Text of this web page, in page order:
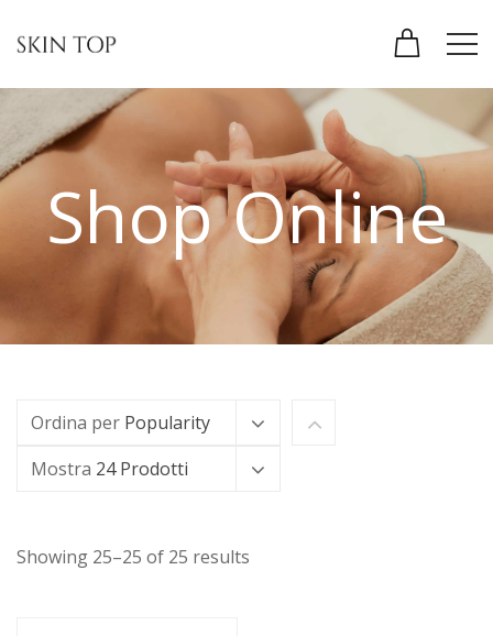
Shop Online
Ordina per Popularity
Mostra 24 Prodotti
Showing 25–25 of 25 results